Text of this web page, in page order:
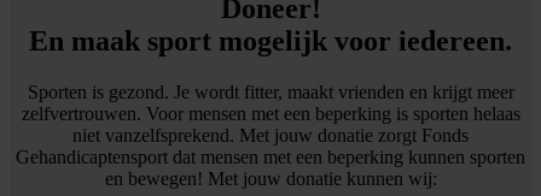
Doneer!
En maak sport mogelijk voor iedereen.
Sporten is gezond. Je wordt fitter, maakt vrienden en krijgt meer
zelfvertrouwen. Voor mensen met een beperking is sporten helaas
niet vanzelfsprekend. Met jouw donatie zorgt Fonds
Gehandicaptensport dat mensen met een beperking kunnen sporten
en bewegen! Met jouw donatie kunnen wij: